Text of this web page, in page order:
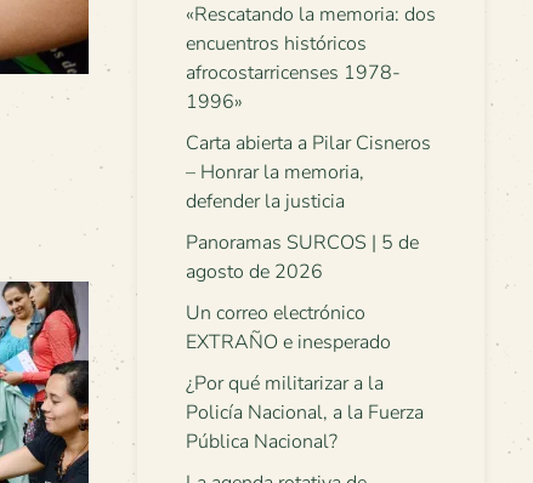
«Rescatando la memoria: dos
encuentros históricos
afrocostarricenses 1978-
1996»
Carta abierta a Pilar Cisneros
– Honrar la memoria,
defender la justicia
Panoramas SURCOS | 5 de
agosto de 2026
Un correo electrónico
EXTRAÑO e inesperado
¿Por qué militarizar a la
Policía Nacional, a la Fuerza
Pública Nacional?